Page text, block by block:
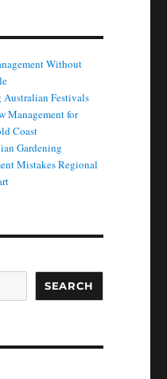
Without
Festivals
Management for
Coast
Gardening
Mistakes Regional
SEARCH